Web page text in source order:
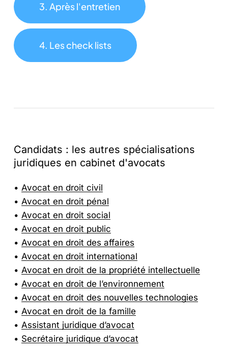
3. Après l'entretien
4. Les check lists
Candidats : les autres spécialisations
juridiques en cabinet d'avocats
Avocat en droit civil
Avocat en droit pénal
Avocat en droit social
Avocat en droit public
Avocat en droit des affaires
Avocat en droit international
Avocat en droit de la propriété intellectuelle
Avocat en droit de l’environnement
Avocat en droit des nouvelles technologies
Avocat en droit de la famille
Assistant juridique d’avocat
Secrétaire juridique d’avocat